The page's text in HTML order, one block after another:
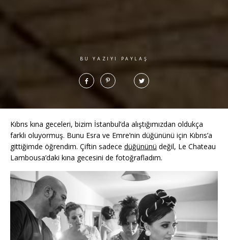
BU YAZIYI PAYLAŞ
Kıbrıs kına geceleri, bizim İstanbul’da alıştığımızdan oldukça
farklı oluyormuş. Bunu Esra ve Emre’nin düğününü için Kıbrıs’a
gittiğimde öğrendim. Çiftin sadece düğününü değil, Le Chateau
Lambousa’daki kına gecesini de fotoğrafladım.